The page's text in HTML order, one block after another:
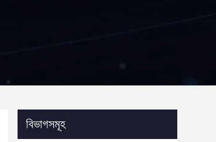
বিভাগসমূহ